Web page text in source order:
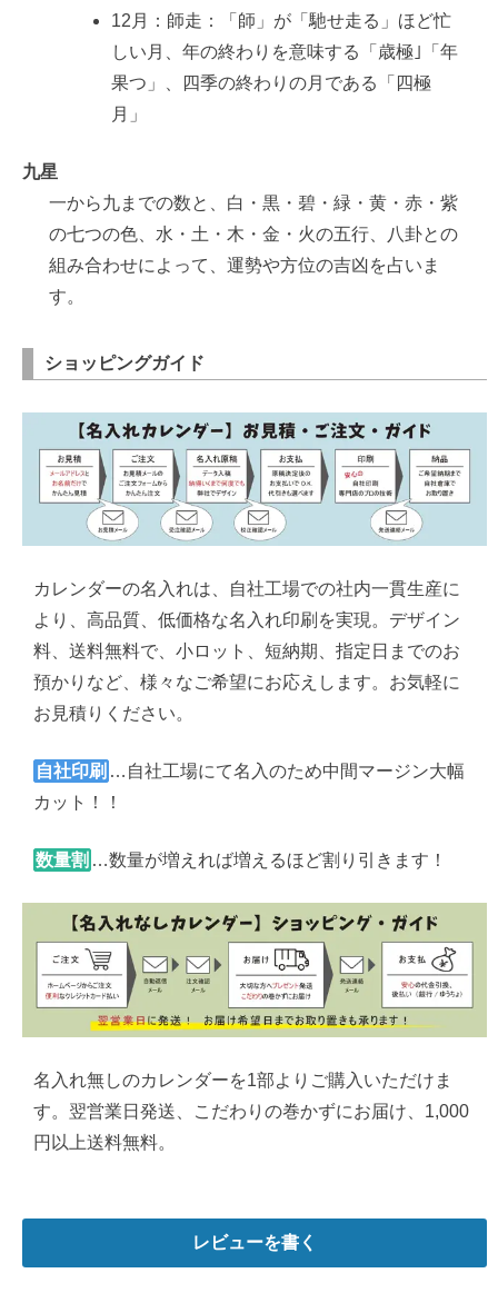
12月：師走：「師」が「馳せ走る」ほど忙
しい月、年の終わりを意味する「歳極｣「年
果つ」、四季の終わりの月である「四極
月」
九星
一から九までの数と、白・黒・碧・緑・黄・赤・紫
の七つの色、水・土・木・金・火の五行、八卦との
組み合わせによって、運勢や方位の吉凶を占いま
す。
ショッピングガイド
カレンダーの名入れは、自社工場での社内一貫生産に
より、高品質、低価格な名入れ印刷を実現。デザイン
料、送料無料で、小ロット、短納期、指定日までのお
預かりなど、様々なご希望にお応えします。お気軽に
お見積りください。
自社印刷 …自社工場にて名入のため中間マージン大幅
カット！！
数量割 …数量が増えれば増えるほど割り引きます！
名入れ無しのカレンダーを1部よりご購入いただけま
す。翌営業日発送、こだわりの巻かずにお届け、1,000
円以上送料無料。
レビューを書く